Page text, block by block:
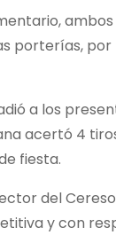
porterías,
a los
acertó 4
fiesta.
del
y con